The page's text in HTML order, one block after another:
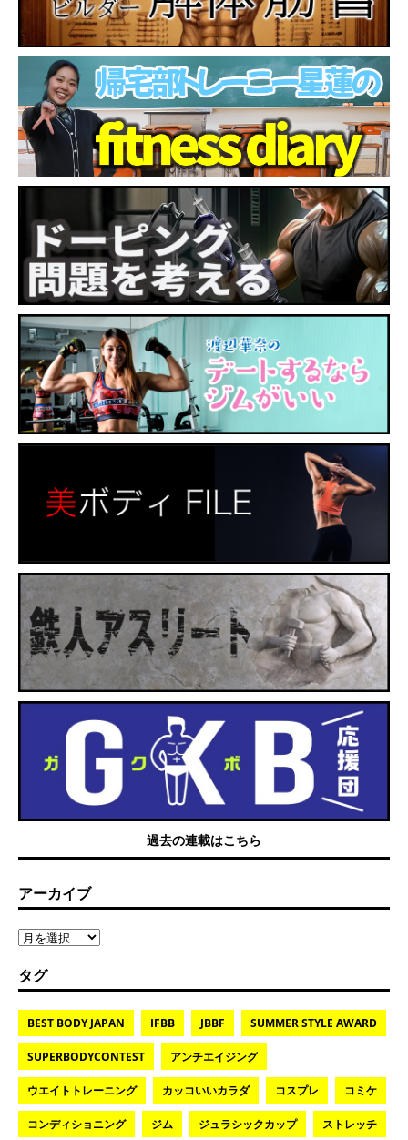
過去の連載はこちら
アーカイブ
タグ
BEST BODY JAPAN IFBB JBBF SUMMER STYLE AWARD
SUPERBODYCONTEST アンチエイジング
ウエイトトレーニング カッコいいカラダ コスプレ コミケ
コンディショニング ジム ジュラシックカップ ストレッチ